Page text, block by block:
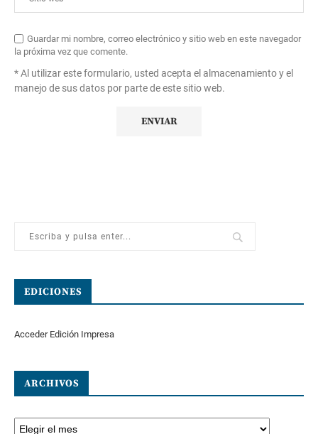
Guardar mi nombre, correo electrónico y sitio web en este navegador
la próxima vez que comente.
* Al utilizar este formulario, usted acepta el almacenamiento y el
manejo de sus datos por parte de este sitio web.
EDICIONES
Acceder Edición Impresa
ARCHIVOS